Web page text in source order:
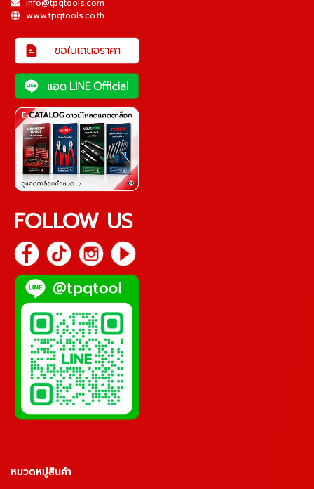
www.tpqtools.co.th
FOLLOW US
หมวดหมู่สินค้า